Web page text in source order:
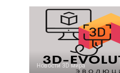
Новости 3D мира